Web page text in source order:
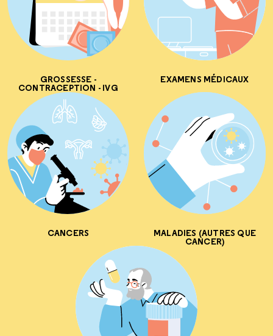
GROSSESSE -
CONTRACEPTION - IVG
EXAMENS MÉDICAUX
CANCERS MALADIES (AUTRES QUE
CANCER)